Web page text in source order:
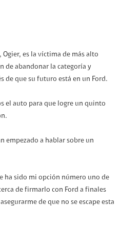
Ogier, es la víctima de más alto
de abandonar la categoría y
de que su futuro está en un Ford.
el auto para que logre un quinto
empezado a hablar sobre un
ha sido mi opción número uno de
de firmarlo con Ford a finales
de que no se escape esta